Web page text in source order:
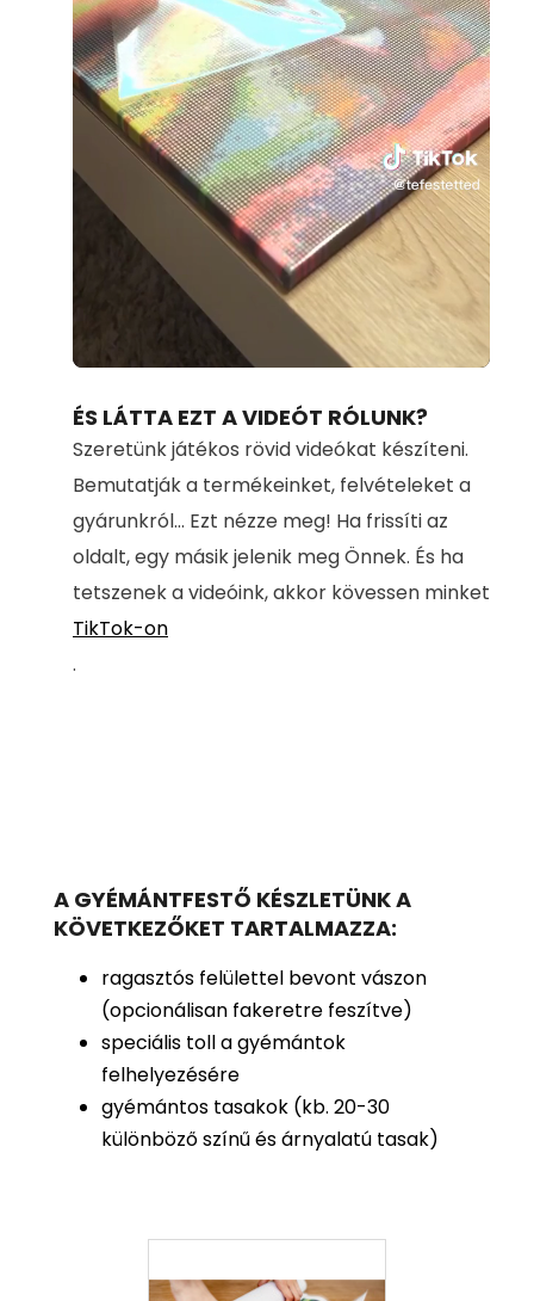
96.40%
ÉS LÁTTA EZT A VIDEÓT RÓLUNK?
Szeretünk játékos rövid videókat készíteni.
Bemutatják a termékeinket, felvételeket a
gyárunkról... Ezt nézze meg! Ha frissíti az
oldalt, egy másik jelenik meg Önnek. És ha
tetszenek a videóink, akkor kövessen minket
TikTok-on
.
A GYÉMÁNTFESTŐ KÉSZLETÜNK A
KÖVETKEZŐKET TARTALMAZZA:
ragasztós felülettel bevont vászon
(opcionálisan fakeretre feszítve)
speciális toll a gyémántok
felhelyezésére
gyémántos tasakok (kb. 20-30
különböző színű és árnyalatú tasak)